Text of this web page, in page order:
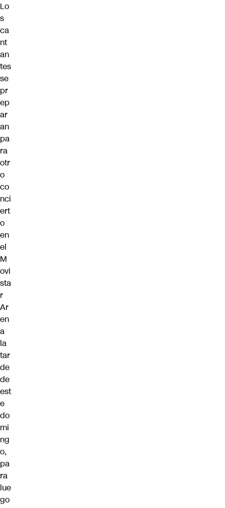
Lo
s
ca
nt
an
tes
se
pr
ep
ar
an
pa
ra
otr
o
co
nci
ert
o
en
el
M
ovi
sta
r
Ar
en
a
la
tar
de
de
est
e
do
mi
ng
o,
pa
ra
lue
go